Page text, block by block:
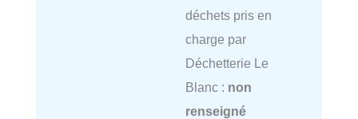
déchets pris en
charge par
Déchetterie Le
Blanc : non
renseigné